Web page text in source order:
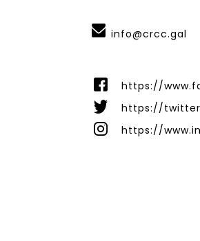
info@crcc.gal
https://
https://
https://